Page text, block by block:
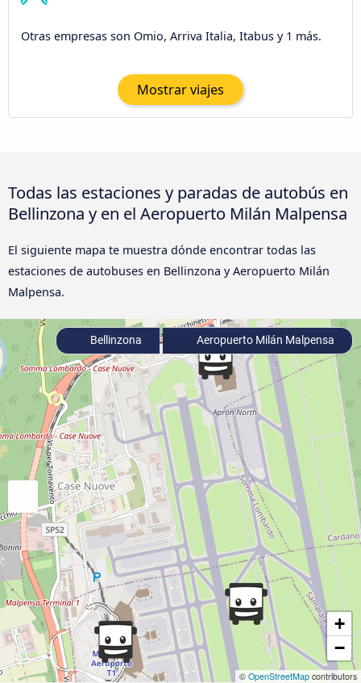
Otras empresas son Omio, Arriva Italia, Itabus y 1 más.
Mostrar viajes
Todas las estaciones y paradas de autobús en
Bellinzona y en el Aeropuerto Milán Malpensa
El siguiente mapa te muestra dónde encontrar todas las
estaciones de autobuses en Bellinzona y Aeropuerto Milán
Malpensa.
+
−
© OpenStreetMap contributors
Bellinzona Aeropuerto Milán Malpensa